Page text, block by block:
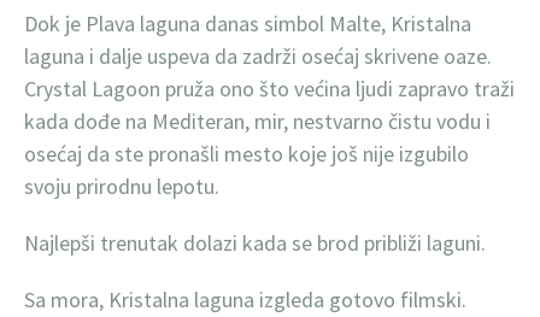
Dok je Plava laguna danas simbol Malte, Kristalna
laguna i dalje uspeva da zadrži osećaj skrivene oaze.
Crystal Lagoon pruža ono što većina ljudi zapravo traži
kada dođe na Mediteran, mir, nestvarno čistu vodu i
osećaj da ste pronašli mesto koje još nije izgubilo
svoju prirodnu lepotu.
Najlepši trenutak dolazi kada se brod približi laguni.
Sa mora, Kristalna laguna izgleda gotovo filmski.